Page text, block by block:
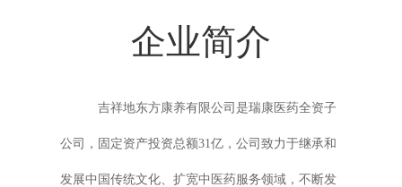
企业简介
吉祥地东方康养有限公司是瑞康医药全资子
公司，固定资产投资总额31亿，公司致力于继承和
发展中国传统文化、扩宽中医药服务领域，不断发